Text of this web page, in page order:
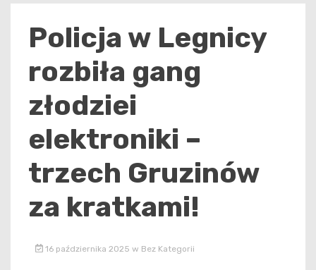
Policja w Legnicy
rozbiła gang
złodziei
elektroniki –
trzech Gruzinów
za kratkami!
16 października 2025 w Bez Kategorii